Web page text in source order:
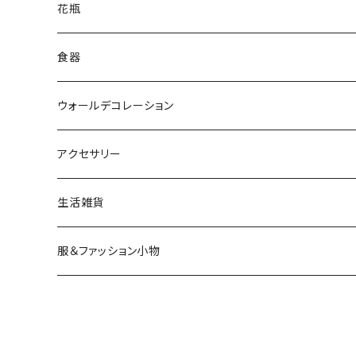
花瓶
食器
ウォールデコレーション
アクセサリー
生活雑貨
服＆ファッション小物